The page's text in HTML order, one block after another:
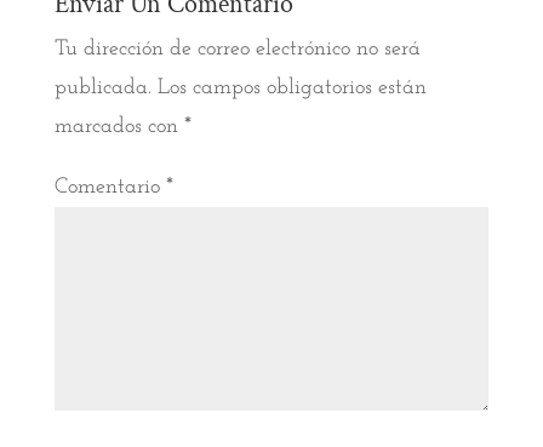
Tu dirección de correo electrónico no será
publicada. Los campos obligatorios están
marcados con *
Comentario *